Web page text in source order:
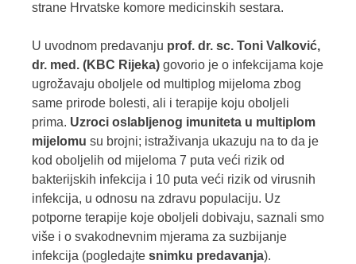
strane Hrvatske komore medicinskih sestara.
U uvodnom predavanju prof. dr. sc. Toni Valković,
dr. med. (KBC Rijeka) govorio je o infekcijama koje
ugrožavaju oboljele od multiplog mijeloma zbog
same prirode bolesti, ali i terapije koju oboljeli
prima. Uzroci oslabljenog imuniteta u multiplom
mijelomu su brojni; istraživanja ukazuju na to da je
kod oboljelih od mijeloma 7 puta veći rizik od
bakterijskih infekcija i 10 puta veći rizik od virusnih
infekcija, u odnosu na zdravu populaciju. Uz
potporne terapije koje oboljeli dobivaju, saznali smo
više i o svakodnevnim mjerama za suzbijanje
infekcija (pogledajte snimku predavanja).